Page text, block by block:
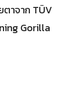
ตาจาก TÜV
Gorilla